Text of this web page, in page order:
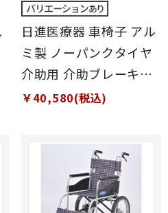
日進医療器 車椅子 アル
ミ製 ノーパンクタイヤ
介助用 介助ブレーキ付
き 軽量 12.7kg シート
￥40,580(税込)